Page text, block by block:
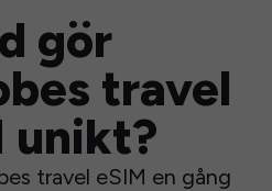
gör
travel
unikt?
travel eSIM en gång